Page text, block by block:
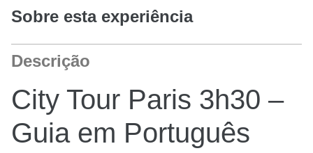
Sobre esta experiência
Descrição
City Tour Paris 3h30 –
Guia em Português